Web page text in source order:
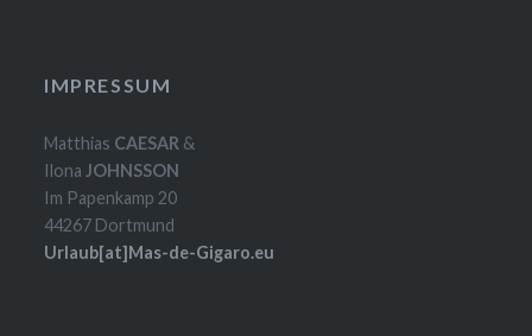
IMPRESSUM
Matthias CAESAR &
IlonaJOHNSSON
Im Papenkamp 20
44267 Dortmund
Urlaub[at]Mas-de-Gigaro.eu